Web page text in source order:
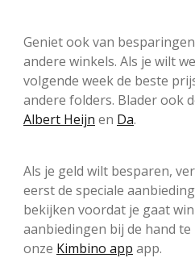
Geniet ook van
andere winkels. Als je wilt
volgende week de beste
andere folders. Blader ook
Albert Heijn en Da.
Als je geld wilt besparen,
eerst de speciale
bekijken voordat je gaat
aanbiedingen bij de hand
onze Kimbino app app.